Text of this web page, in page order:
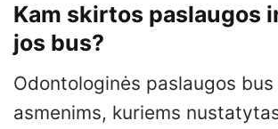
Kam skirtos paslaugos
jos bus?
Odontologinės paslaugos
asmenims, kuriems